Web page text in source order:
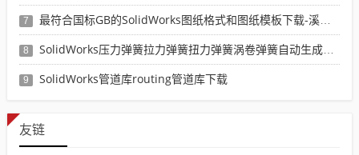
7 最符合国标GB的SolidWorks图纸格式和图纸模板下载-溪风专用版
8 SolidWorks压力弹簧拉力弹簧扭力弹簧涡卷弹簧自动生成宏程序下载
9 SolidWorks管道库routing管道库下载
友链